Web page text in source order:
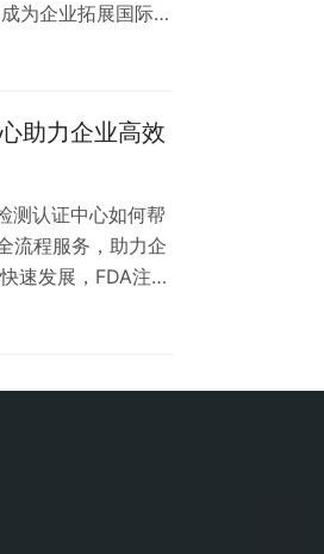
为企业拓展国际市
年行业经验，推
性，减少反复提交
助力企业高效
测认证中心如何帮
流程服务，助力企
速发展，FDA注册
册流程的数字化